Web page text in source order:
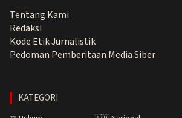
Tentang Kami
Redaksi
Kode Etik Jurnalistik
Pedoman Pemberitaan Media Siber
KATEGORI